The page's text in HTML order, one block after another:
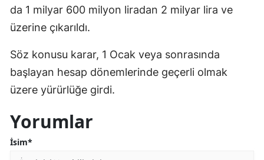
da 1 milyar 600 milyon liradan 2 milyar lira ve
üzerine çıkarıldı.
Söz konusu karar, 1 Ocak veya sonrasında
başlayan hesap dönemlerinde geçerli olmak
üzere yürürlüğe girdi.
Yorumlar
İsim*